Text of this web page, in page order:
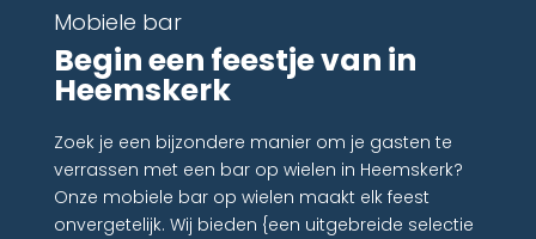
Mobiele bar
Begin een feestje van in
Heemskerk
Zoek je een bijzondere manier om je gasten te
verrassen met een bar op wielen in Heemskerk?
Onze mobiele bar op wielen maakt elk feest
onvergetelijk. Wij bieden {een uitgebreide selectie